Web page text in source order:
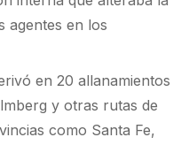
agentes en los
en 20 allanamientos
y otras rutas de
como Santa Fe,